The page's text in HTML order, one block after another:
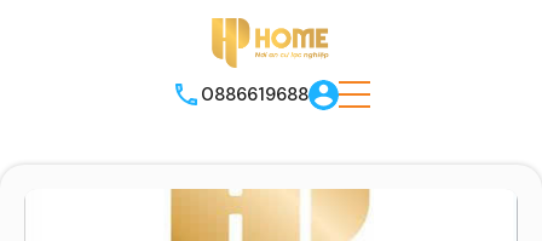
0886619688